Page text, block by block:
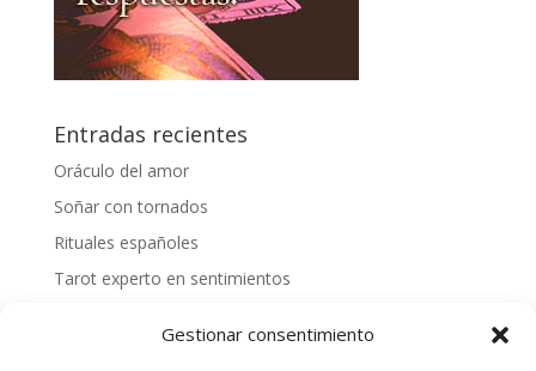
Gestionar consentimiento
Entradas recientes
Oráculo del amor
Soñar con tornados
Rituales españoles
Tarot experto en sentimientos